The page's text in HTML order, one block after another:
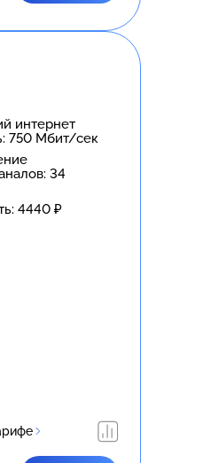
интернет
750 Мбит/сек
34
4440 ₽